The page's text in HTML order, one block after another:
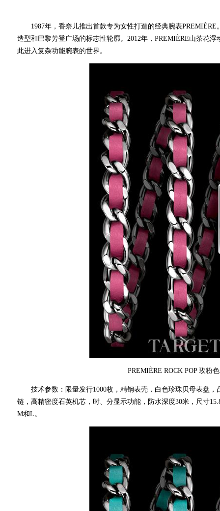
1987年，香奈儿推出首款专为女性打造的经典腕表PREMIÈRE
造型和巴黎芳登广场的标志性轮廓。 2012年，PREMIÈRE山茶花
此进入复杂功能腕表的世界。
PREMIÈRE ROCK POP 玫粉
技术参数：限量发行1000枚 ，精钢表壳 ，白色珍珠贝母表盘，
链， 高精密度石英机芯 ，时、分显示功能 ，防水深度30米 ，尺寸
M和L。